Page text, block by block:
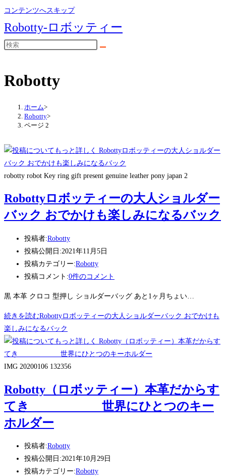
コンテンツへスキップ
Robotty-ロボッティー
Robotty
ホーム>
Robotty>
ページ 2
robotty robot Key ring gift present genuine leather pony japan 2
Robottyロボッティーの大人ショルダー
バック おでかけも楽しみになるバック
投稿者:Robotty
投稿公開日:2021年11月5日
投稿カテゴリー:Robotty
投稿コメント:0件のコメント
黒 本革 クロコ 型押し ショルダーバッグ あと1ヶ月ちょい…
続きを読むRobottyロボッティーの大人ショルダーバック おでかけも
楽しみになるバック
IMG 20200106 132356
Robotty（ロボッティー）本革だからす
てき 世界にひとつのキー
ホルダー
投稿者:Robotty
投稿公開日:2021年10月29日
投稿カテゴリー:Robotty